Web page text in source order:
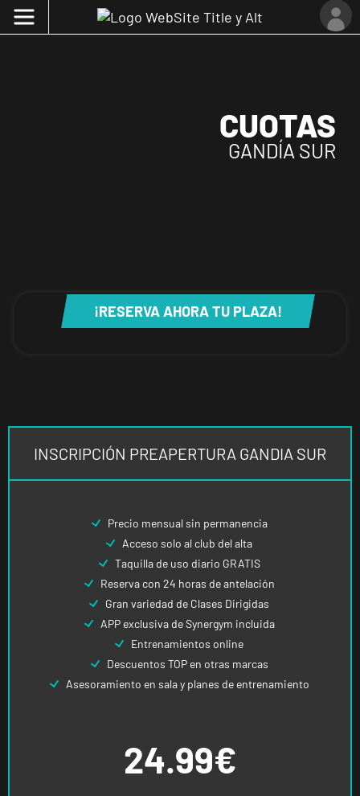
CUOTAS
GANDÍA SUR
¡RESERVA AHORA TU PLAZA!
INSCRIPCIÓN PREAPERTURA GANDIA SUR
Precio mensual sin permanencia
Acceso solo al club del alta
Taquilla de uso diario GRATIS
Reserva con 24 horas de antelación
Gran variedad de Clases Dirigidas
APP exclusiva de Synergym incluida
Entrenamientos online
Descuentos TOP en otras marcas
Asesoramiento en sala y planes de entrenamiento
24.99€